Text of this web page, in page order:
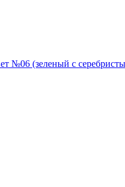
№06 (зеленый с